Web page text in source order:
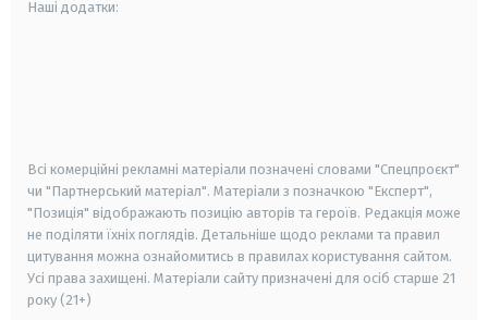
Наші додатки:
Всі комерційні рекламні матеріали позначені словами "Спецпроєкт"
чи "Партнерський матеріал". Матеріали з позначкою "Експерт",
"Позиція" відображають позицію авторів та героїв. Редакція може
не поділяти їхніх поглядів. Детальніше щодо реклами та правил
цитування можна ознайомитись в правилах користування сайтом.
Усі права захищені. Матеріали сайту призначені для осіб старше 21
року (21+)